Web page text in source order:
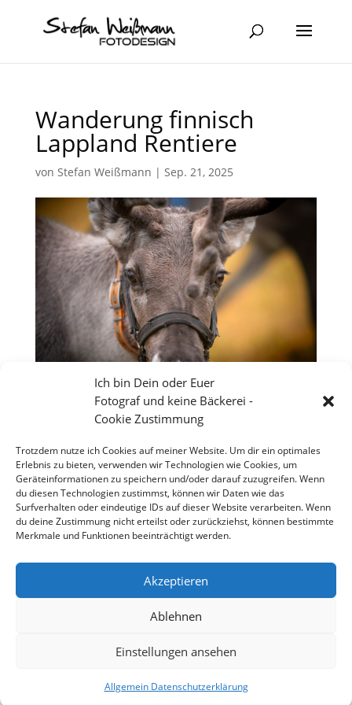
Ich bin Dein oder Euer
Fotograf und keine Bäckerei -
Cookie Zustimmung
Trotzdem nutze ich Cookies auf meiner Website. Um dir ein optimales
Erlebnis zu bieten, verwenden wir Technologien wie Cookies, um
Geräteinformationen zu speichern und/oder darauf zuzugreifen. Wenn
du diesen Technologien zustimmst, können wir Daten wie das
Surfverhalten oder eindeutige IDs auf dieser Website verarbeiten. Wenn
du deine Zustimmung nicht erteilst oder zurückziehst, können bestimmte
Merkmale und Funktionen beeinträchtigt werden.
Akzeptieren
Ablehnen
Einstellungen ansehen
Allgemein Datenschutzerklärung
Wanderung finnisch
Lappland Rentiere
von Stefan Weißmann | Sep. 21, 2025
Traumhafte Landschaft, Wälder mit Bären und
Rentieren
Copyright 2026 - Stefan Weißmann - Fotografie